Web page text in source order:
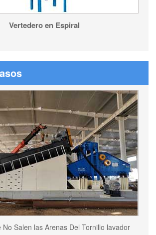
Vertedero en Espiral
No Salen las Arenas Del Tornillo lavador